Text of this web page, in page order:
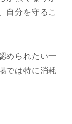
自分を守るこ
められたい一
では特に消耗